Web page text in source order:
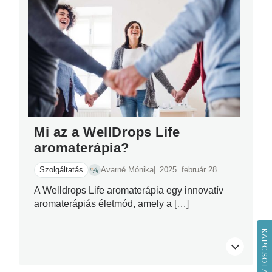
KAPCSOLAT
Mi az a WellDrops Life
aromaterápia?
Szolgáltatás Avarné Mónika 2025. február 28.
A Welldrops Life aromaterápia egy innovatív
aromaterápiás életmód, amely a […]